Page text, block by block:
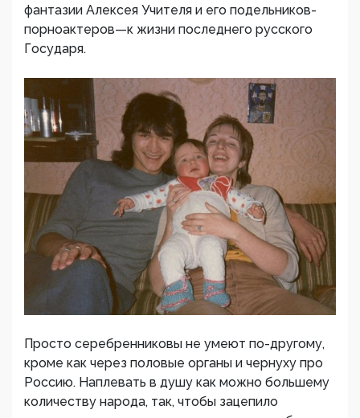
фантазии Алексея Учителя и его подельников-
порноактеров—к жизни последнего русского
Государя.
Просто серебренниковы не умеют по-другому,
кроме как через половые органы и чернуху про
Россию. Наплевать в душу как можно большему
количеству народа, так, чтобы зацепило